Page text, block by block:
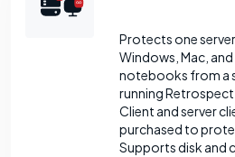
Protects one
Windows, Mac,
notebooks from a
running
Client and server
purchased to
Supports disk and